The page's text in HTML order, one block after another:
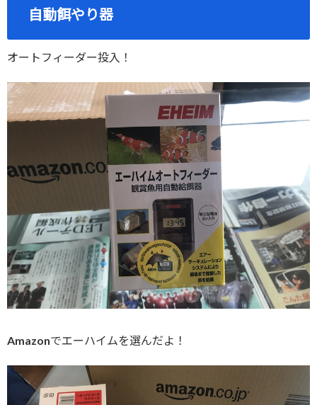
自動餌やり器
オートフィーダー投入！
Amazonでエーハイムを選んだよ！